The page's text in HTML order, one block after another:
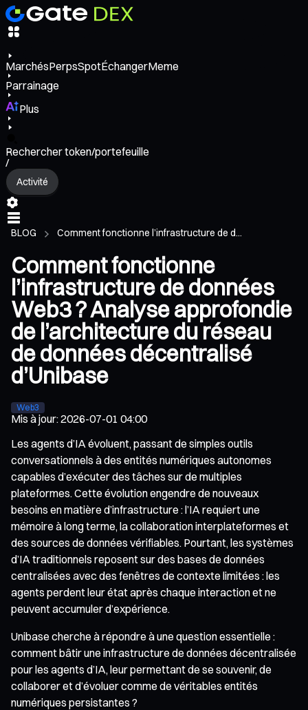
MarchésPerpsSpotÉchangerMeme
Parrainage
Plus
Rechercher token/portefeuille
/
Activité
BLOG Comment fonctionne l’infrastructure de d...
Comment fonctionne
l’infrastructure de données
Web3 ? Analyse approfondie
de l’architecture du réseau
de données décentralisé
d’Unibase
Web3
Mis à jour:2026-07-01 04:00
Les agents d’IA évoluent, passant de simples outils
conversationnels à des entités numériques autonomes
capables d’exécuter des tâches sur de multiples
plateformes. Cette évolution engendre de nouveaux
besoins en matière d’infrastructure : l’IA requiert une
mémoire à long terme, la collaboration interplateformes et
des sources de données vérifiables. Pourtant, les systèmes
d’IA traditionnels reposent sur des bases de données
centralisées avec des fenêtres de contexte limitées : les
agents perdent leur état après chaque interaction et ne
peuvent accumuler d’expérience.
Unibase cherche à répondre à une question essentielle :
comment bâtir une infrastructure de données décentralisée
pour les agents d’IA, leur permettant de se souvenir, de
collaborer et d’évoluer comme de véritables entités
numériques persistantes ?